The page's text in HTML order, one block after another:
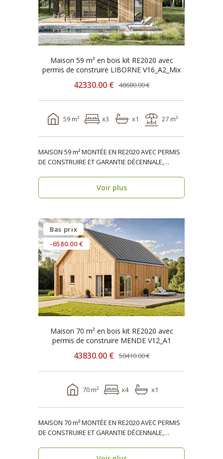
Maison 59 m² en bois kit RE2020 avec
permis de construire LIBORNE V16_A2_Mix
42330.00 € 48680.00 €
59 m² x3 x1 27 m²
MAISON 59 m² MONTÉE EN RE2020 AVEC PERMIS
DE CONSTRUIRE ET GARANTIE DÉCENNALE,
Voir plus
Bas prix
-6580.00 €
Maison 70 m² en bois kit RE2020 avec
permis de construire MENDE V12_A1
43830.00 € 50410.00 €
70 m² x4 x1
MAISON 70 m² MONTÉE EN RE2020 AVEC PERMIS
DE CONSTRUIRE ET GARANTIE DÉCENNALE,